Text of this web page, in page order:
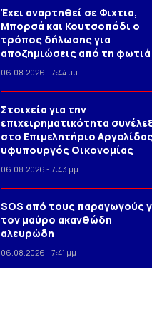
Έχει αναρτηθεί σε Φιχτια,
Μπορσά και Κουτσοπόδι ο
τρόπος δήλωσης για
αποζημιώσεις από τη φωτιά
06.08.2026 - 7:44 μμ
Στοιχεία για την
επιχειρηματικότητα
στο Επιμελητήριο
υφυπουργός Οικονομίας
06.08.2026 - 7:43 μμ
SOS από τους παραγωγούς
τον μαύρο ακανθώδη
αλευρώδη
06.08.2026 - 7:41 μμ